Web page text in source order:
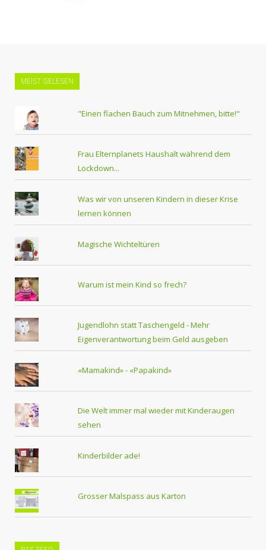
MEIST GELESEN
"Einen flachen Bauch zum Mitnehmen, bitte!"
Frau Elternplanets Haushalt während dem
Lockdown...
Was wir von unseren Kindern in dieser Krise
lernen können
Magische Wichteltüren
Warum ist mein Kind so frech?
Jugendlohn statt Taschengeld - Mehr
Eigenverantwortung beim Geld ausgeben
«Mamakind» - «Papakind»
Die Welt immer mal wieder mit Kinderaugen
sehen
Kinderbilder ade!
Grosser Malspass aus Karton